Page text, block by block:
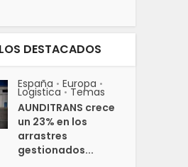
DESTACADOS
España • Europa •
Logistica • Temas
AUNDITRANS crece
un 23% en los
arrastres
gestionados...